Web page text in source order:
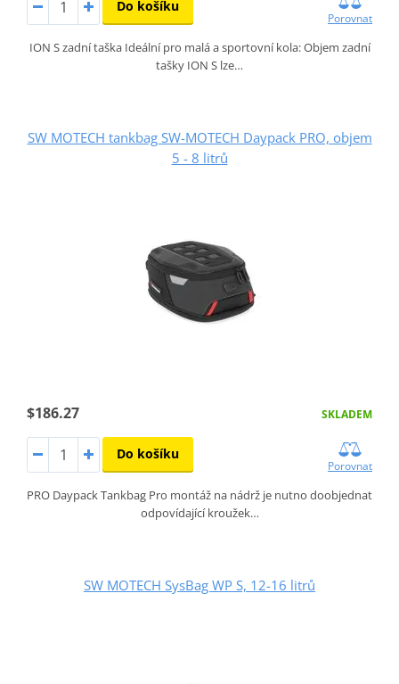
Do košíku
Porovnat
ION S zadní taška Ideální pro malá a sportovní kola: Objem zadní
tašky ION S lze…
SW MOTECH tankbag SW-MOTECH Daypack PRO, objem
5 - 8 litrů
$186.27 SKLADEM
Do košíku
Porovnat
PRO Daypack Tankbag Pro montáž na nádrž je nutno doobjednat
odpovídající kroužek…
SW MOTECH SysBag WP S, 12-16 litrů